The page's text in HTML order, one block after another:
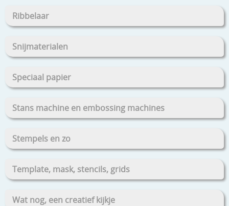
Ribbelaar
Snijmaterialen
Speciaal papier
Stans machine en embossing machines
Stempels en zo
Template, mask, stencils, grids
Wat nog, een creatief kijkje